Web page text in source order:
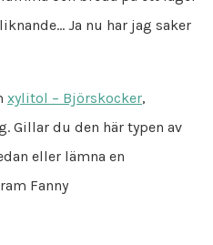
Ja nu har jag saker
xylitol – Björskocker,
Gillar du den här typen av
eller lämna en
Fanny